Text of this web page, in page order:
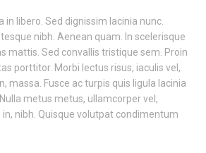
in libero. Sed dignissim lacinia nunc.
nibh. Aenean quam. In scelerisque
mattis. Sed convallis tristique sem. Proin
porttitor. Morbi lectus risus, iaculis vel,
massa. Fusce ac turpis quis ligula lacinia
metus metus, ullamcorper vel,
nibh. Quisque volutpat condimentum